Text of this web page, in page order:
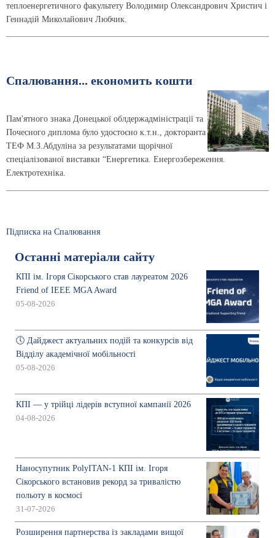
теплоенергетичного факультету Володимир Олександрович Христич і
Геннадій Миколайович Любчик.
Спалювання... економить кошти
Пам'ятного знака Донецької облдержадміністрації та
Почесного диплома було удостоєно к.т.н., докторанта
ТЕФ М.З.Абдуліна за результатами щорічної
спеціалізованої виставки “Енергетика. Енергозбереження.
Електротехніка.
Підписка на Спалювання
Останні матеріали сайту
КПІ ім. Ігоря Сікорського став лауреатом 2026
Friend of IEEE MGA Award
05-08-2026
🕔 Дайджест актуальних подій та конкурсів від
Відділу академічної мобільності
05-08-2026
КПІ — у трійці лідерів вступної кампанії 2026
04-08-2026
Наносупутник PolyITAN-1 КПІ ім. Ігоря
Сікорського встановив рекорд за тривалістю
польоту в космосі
31-07-2026
Розширення партнерства із закладами вищої